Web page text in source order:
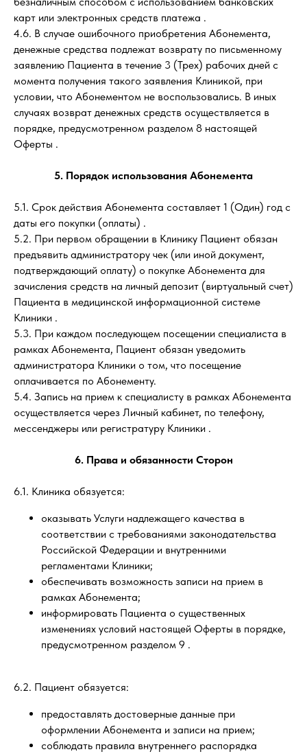
карт или электронных средств платежа .
4.6. В случае ошибочного приобретения Абонемента,
денежные средства подлежат возврату по письменному
заявлению Пациента в течение 3 (Трех) рабочих дней с
момента получения такого заявления Клиникой, при
условии, что Абонементом не воспользовались. В иных
случаях возврат денежных средств осуществляется в
порядке, предусмотренном разделом 8 настоящей
Оферты .
5. Порядок использования Абонемента
5.1. Срок действия Абонемента составляет 1 (Один) год с
даты его покупки (оплаты) .
5.2. При первом обращении в Клинику Пациент обязан
предъявить администратору чек (или иной документ,
подтверждающий оплату) о покупке Абонемента для
зачисления средств на личный депозит (виртуальный счет)
Пациента в медицинской информационной системе
Клиники .
5.3. При каждом последующем посещении специалиста в
рамках Абонемента, Пациент обязан уведомить
администратора Клиники о том, что посещение
оплачивается по Абонементу.
5.4. Запись на прием к специалисту в рамках Абонемента
осуществляется через Личный кабинет, по телефону,
мессенджеры или регистратуру Клиники .
6. Права и обязанности Сторон
6.1. Клиника обязуется:
оказывать Услуги надлежащего качества в
соответствии с требованиями законодательства
Российской Федерации и внутренними
регламентами Клиники;
обеспечивать возможность записи на прием в
рамках Абонемента;
информировать Пациента о существенных
изменениях условий настоящей Оферты в порядке,
предусмотренном разделом 9 .
6.2. Пациент обязуется:
предоставлять достоверные данные при
оформлении Абонемента и записи на прием;
соблюдать правила внутреннего распорядка